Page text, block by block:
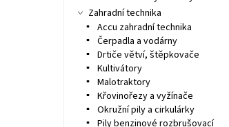
Zahradní technika
Accu zahradní technika
Čerpadla a vodárny
Drtiče větví, štěpkovače
Kultivátory
Malotraktory
Křovinořezy a vyžínače
Okružní pily a cirkulárky
Pily benzinové rozbrušovací